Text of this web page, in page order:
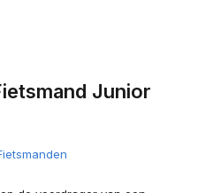
Junior